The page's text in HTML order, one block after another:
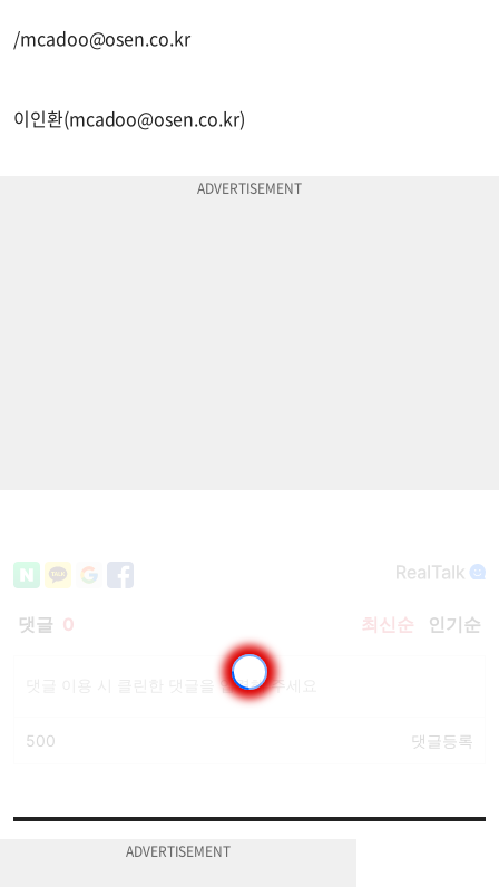
/mcadoo@osen.co.kr
이인환(mcadoo@osen.co.kr)